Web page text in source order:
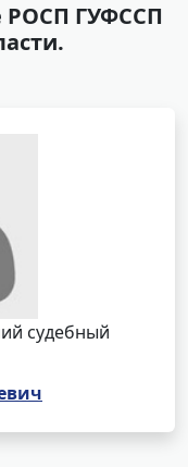
РОСП ГУФССП
судебный